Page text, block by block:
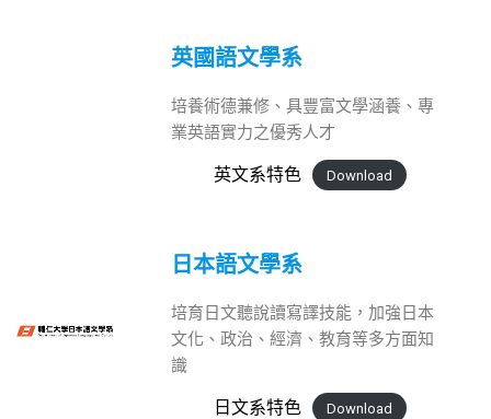
英國語文學系
培養術德兼修、具豐富文學涵養、專
業英語實力之優秀人才
英文系特色 Download
日本語文學系
培育日文聽說讀寫譯技能，加強日本
文化、政治、經濟、教育等多方面知
識
日文系特色 Download